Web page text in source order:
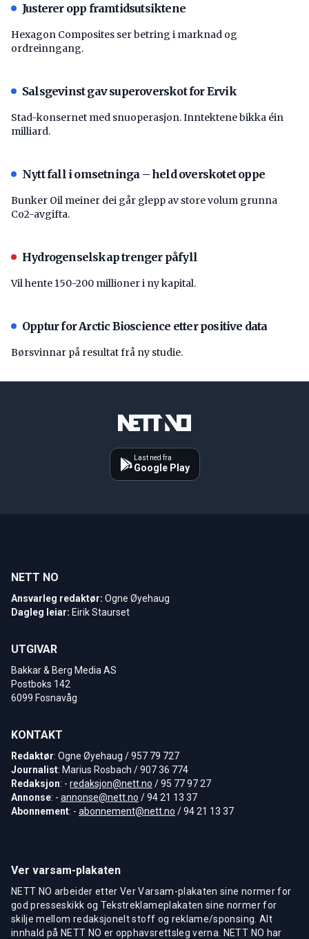
Justerer opp framtidsutsiktene
Hexagon Composites ser betring i marknad og
ordreinngang.
Salsgevinst gav superoverskot for Ervik
Stad-konsernet med snuoperasjon. Inntektene bikka éin
milliard.
Nytt fall i omsetninga – held overskotet oppe
Bunker Oil meiner dei går glepp av store volum grunna
Co2-avgifta.
Hydrogenselskap trenger påfyll
Vil hente 150-200 millioner i ny kapital.
Opptur for Arctic Bioscience etter positive data
Børsvinnar på resultat frå ny studie.
Last ned fra
Google Play
NETT NO
Ansvarleg redaktør: Ogne Øyehaug
Dagleg leiar: Eirik Staurset
UTGIVAR
Bakkar & Berg Media AS
Postboks 142
6099 Fosnavåg
KONTAKT
Redaktør: Ogne Øyehaug / 957 79 727
Journalist: Marius Rosbach / 907 36 774
Redaksjon: - redaksjon@nett.no / 95 77 97 27
Annonse: - annonse@nett.no / 94 21 13 37
Abonnement: - abonnement@nett.no / 94 21 13 37
Ver varsam-plakaten
NETT NO arbeider etter Ver Varsam-plakaten sine normer for
god presseskikk og Tekstreklameplakaten sine normer for
skilje mellom redaksjonelt stoff og reklame/sponsing. Alt
innhald på NETT NO er opphavsrettsleg verna. NETT NO har